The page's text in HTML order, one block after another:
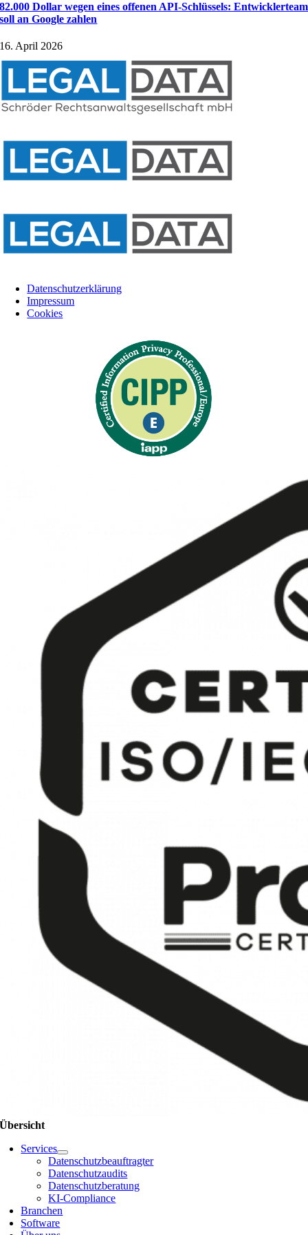
82.000 Dollar wegen eines offenen API-Schlüssels: Entwicklerteam
soll an Google zahlen
16. April 2026
Datenschutzerklärung
Impressum
Cookies
Übersicht
Services
Datenschutzbeauftragter
Datenschutzaudits
Datenschutzberatung
KI-Compliance
Branchen
Software